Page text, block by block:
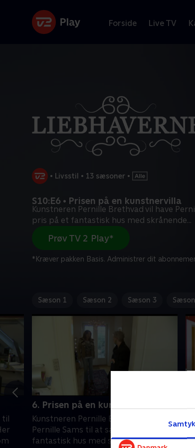
Forside Live TV
• Livsstil • 13 sæsoner •
S10:E6 • Prisen på en kunstnervilla
Kunstneren Pernille Brethvad vil have
pris på et fantastisk hus med skrånende...
Prøv TV 2 Play*
*Kræver pakken Basis. Administrer dit
Sæson 1 Sæson 2 Sæson 3
6. Prisen på en kunstnervilla
Kunstneren Pernille Brethvad vil have
Pernille Sams til at sætte pris på et
fantastisk hus med skrånende